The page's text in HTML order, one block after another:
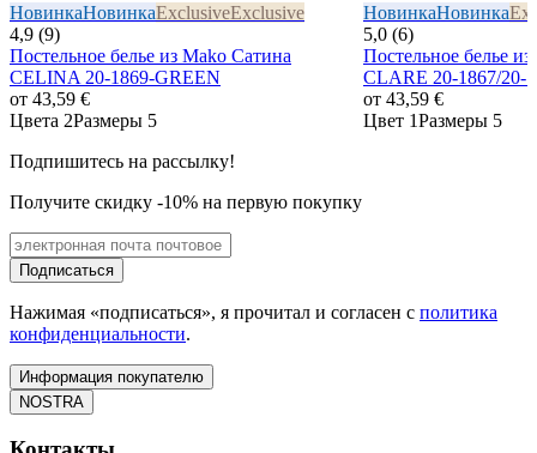
НовинкаНовинкаExclusiveExclusive
4,9 (9)
Постельное белье из Mako Сатина
CELINA 20-1869-GREEN
от 43,59 €
Цвета 2Размеры 5
НовинкаНовинка
5,0 (6)
Постельное белье
CLARE 20-1867/20-
от 43,59 €
Цвет 1Размеры 5
Подпишитесь на рассылку!
Получите скидку -10% на первую покупку
Подписаться
Нажимая «подписаться», я прочитал и согласен с политика
конфиденциальности.
Информация покупателю
NOSTRA